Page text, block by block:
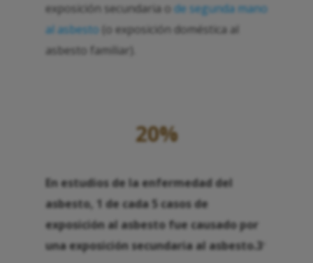
exposición secundaria o de segunda mano
al asbesto (o exposición doméstica al
asbesto familiar).
20%
En estudios de la enfermedad del
asbesto, 1 de cada 5 casos de
exposición al asbesto fue causado por
una exposición secundaria al asbesto.3